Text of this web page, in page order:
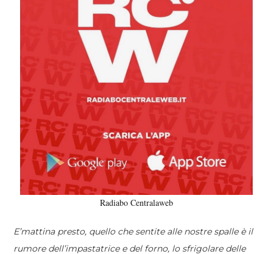
Radiabo Centralaweb
E’mattina presto, quello che sentite alle nostre spalle è il
rumore dell’impastatrice e del forno, lo sfrigolare delle